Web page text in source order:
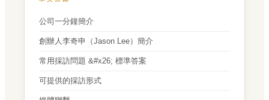
公司一分鐘簡介
創辦人李奇申（Jason Lee）簡介
常用採訪問題 &#x26; 標準答案
可提供的採訪形式